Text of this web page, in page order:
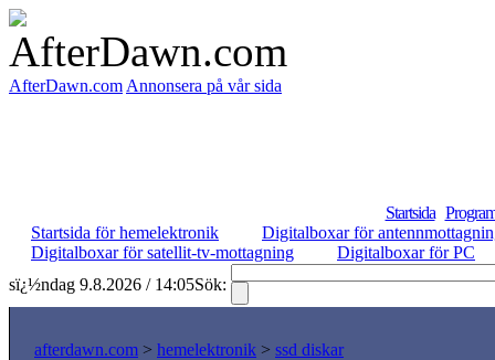
AfterDawn.com Annonsera på vår sida
Startsida
Startsida för hemelektronik
Digitalboxar för
Digitalboxar för satellit-tv-mottagning
Digitalboxar för PC
sï¿½ndag 9.8.2026 / 14:05Sök:
afterdawn.com > hemelektronik > ssd diskar